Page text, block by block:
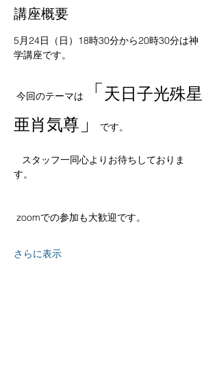
講座概要
5月24日（日）18時30分から20時30分は神
学講座です。
今回のテーマは 「天日子光殊星
亜肖気尊 」 です。
す。
zoomでの参加も大歓迎です。
さらに表示